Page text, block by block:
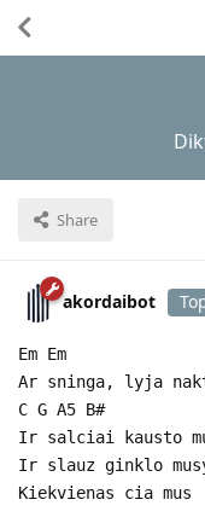
Share
akordaibot
Em Em
Ar sninga, lyja
C G A5 B#
Ir salciai kausto
Ir slauz ginklo
Kiekvienas cia mus